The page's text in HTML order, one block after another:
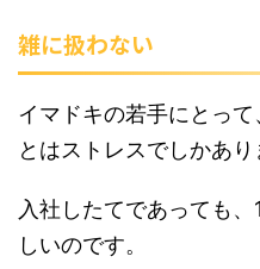
雑に扱わない
イマドキの若手にとっ
とはストレスでしかあり
入社したてであっても
しいのです。